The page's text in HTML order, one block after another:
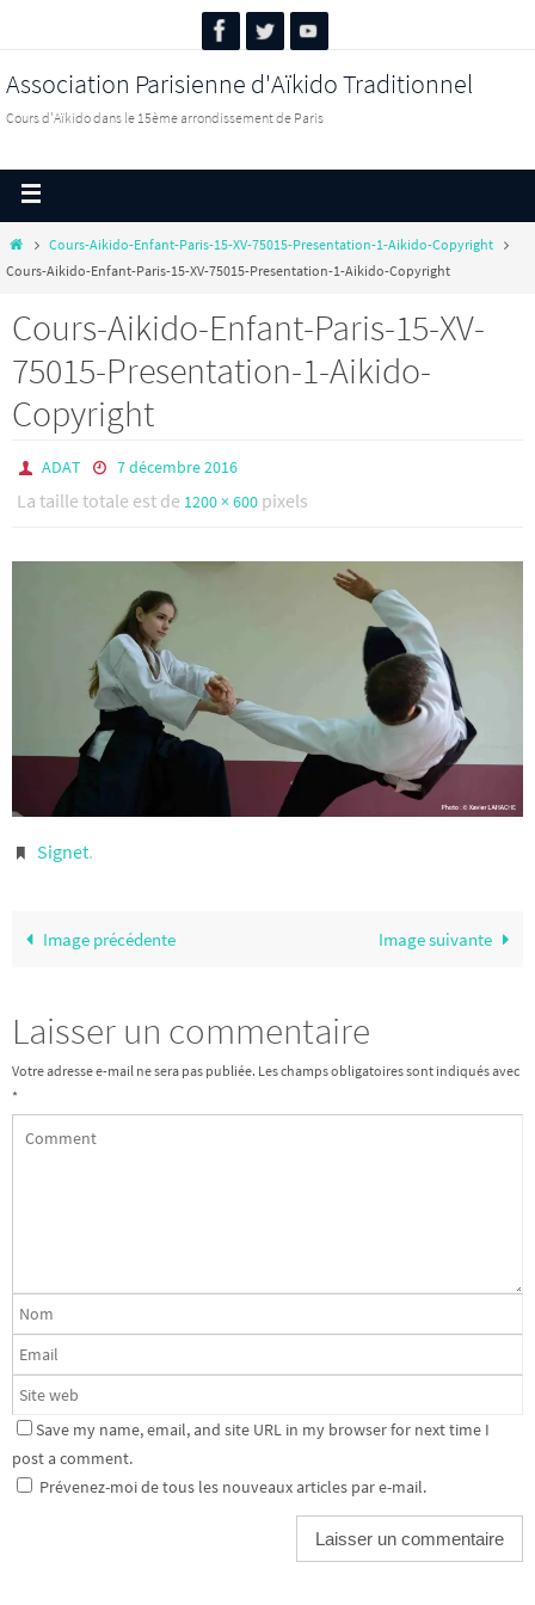
Association Parisienne d'Aïkido Traditionnel
Cours d'Aïkido dans le 15ème arrondissement de Paris
Cours-Aikido-Enfant-Paris-15-XV-75015-Presentation-1-Aikido-Copyright
Cours-Aikido-Enfant-Paris-15-XV-75015-Presentation-1-Aikido-Copyright
Cours-Aikido-Enfant-Paris-15-XV-
75015-Presentation-1-Aikido-
Copyright
ADAT 7 décembre 2016
La taille totale est de 1200 × 600 pixels
Signet.
Image précédente Image suivante
Laisser un commentaire
Votre adresse e-mail ne sera pas publiée. Les champs obligatoires sont indiqués avec
*
Save my name, email, and site URL in my browser for next time I
post a comment.
Prévenez-moi de tous les nouveaux articles par e-mail.